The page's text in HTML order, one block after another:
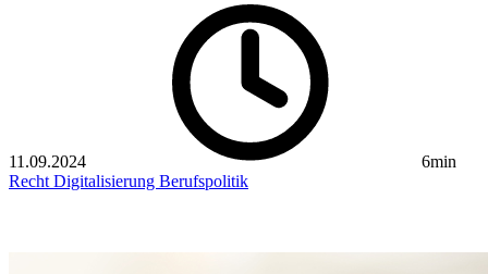
11.09.2024
6min
Recht Digitalisierung Berufspolitik